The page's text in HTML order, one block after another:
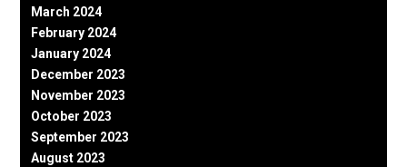
March 2024
February 2024
January 2024
December 2023
November 2023
October 2023
September 2023
August 2023